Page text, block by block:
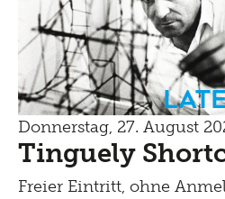
Donnerstag, 27. August
Tinguely
Freier Eintritt, ohne